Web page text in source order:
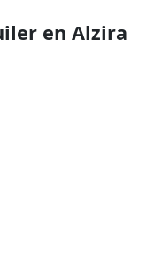
en Alzira